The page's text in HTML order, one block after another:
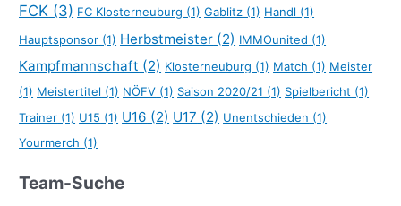
FCK (3) FC Klosterneuburg (1) Gablitz (1) Handl (1)
Hauptsponsor (1) Herbstmeister (2) IMMOunited (1)
Kampfmannschaft (2) Klosterneuburg (1) Match (1) Meister
(1) Meistertitel (1) NÖFV (1) Saison 2020/21 (1) Spielbericht (1)
Trainer (1) U15 (1) U16 (2) U17 (2) Unentschieden (1)
Yourmerch (1)
Team-Suche